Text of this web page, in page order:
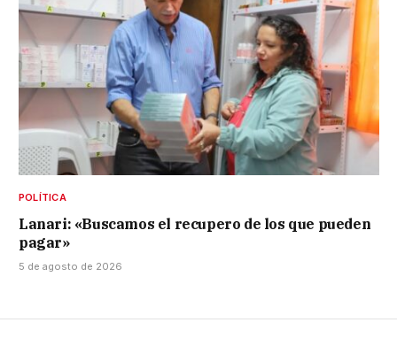
POLÍTICA
Lanari: «Buscamos el recupero de los que pueden
pagar»
5 de agosto de 2026